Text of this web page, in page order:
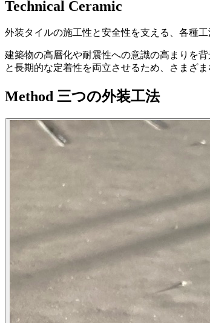
Technical Ceramic
外装タイルの施工性と安全性を支える、各種
建築物の高層化や耐震性への意識の高まりを
と長期的な定着性を両立させるため、さまざ
Method 三つの外装工法